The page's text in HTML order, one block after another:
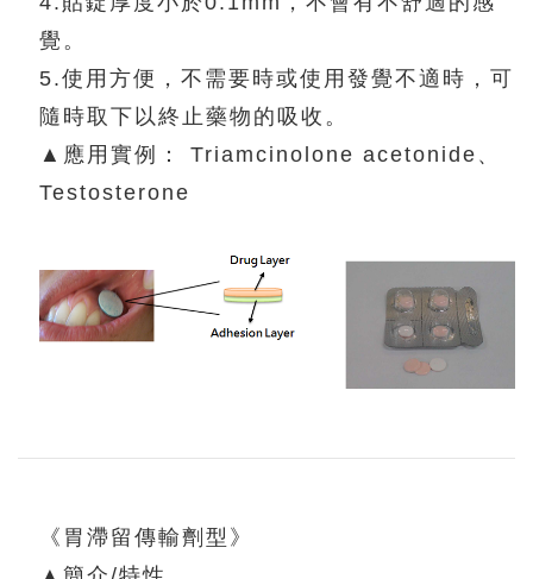
覺。
5.使用方便，不需要時或使用發覺不適時，可
隨時取下以終止藥物的吸收。
▲應用實例： Triamcinolone acetonide、
Testosterone
《胃滯留傳輸劑型》